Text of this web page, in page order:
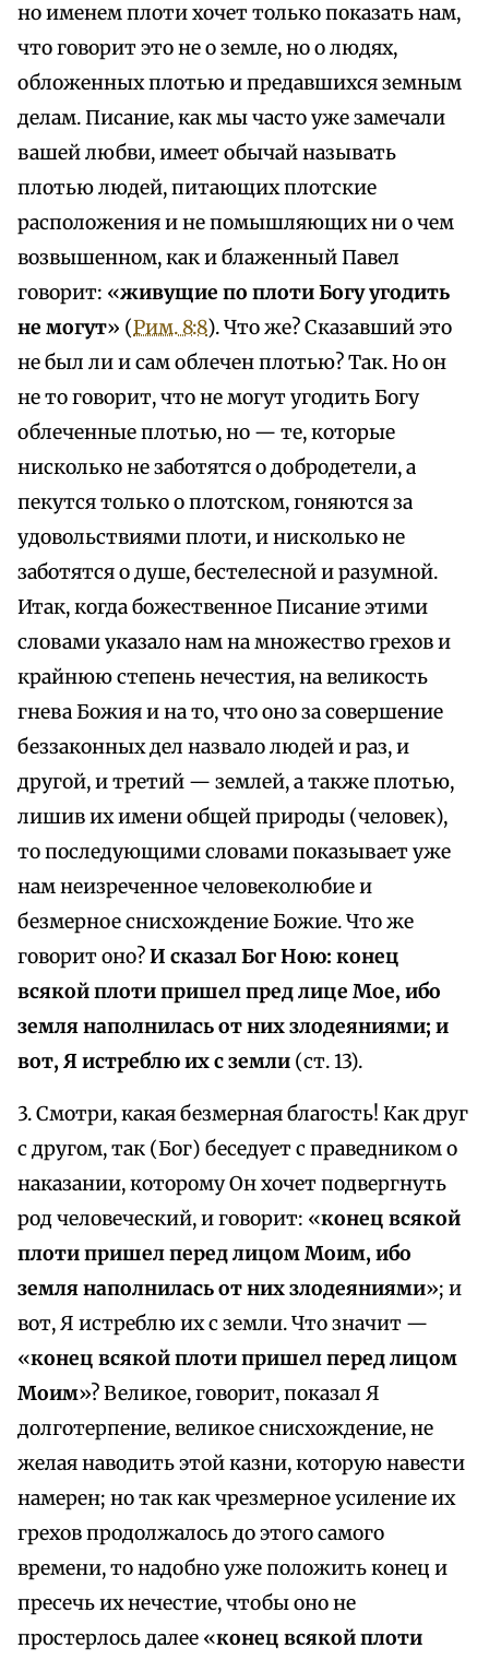
но именем плоти хочет только показать нам,
что говорит это не о земле, но о людях,
обложенных плотью и предавшихся земным
делам. Писание, как мы часто уже замечали
вашей любви, имеет обычай называть
плотью людей, питающих плотские
расположения и не помышляющих ни о чем
возвышенном, как и блаженный Павел
говорит: «живущие по плоти Богу угодить
не могут» (Рим. 8:8). Что же? Сказавший это
не был ли и сам облечен плотью? Так. Но он
не то говорит, что не могут угодить Богу
облеченные плотью, но — те, которые
нисколько не заботятся о добродетели, а
пекутся только о плотском, гоняются за
удовольствиями плоти, и нисколько не
заботятся о душе, бестелесной и разумной.
Итак, когда божественное Писание этими
словами указало нам на множество грехов и
крайнюю степень нечестия, на великость
гнева Божия и на то, что оно за совершение
беззаконных дел назвало людей и раз, и
другой, и третий — землей, а также плотью,
лишив их имени общей природы (человек),
то последующими словами показывает уже
нам неизреченное человеколюбие и
безмерное снисхождение Божие. Что же
говорит оно?И сказал Бог Ною: конец
всякой плоти пришел пред лице Мое, ибо
земля наполнилась от них злодеяниями; и
вот, Я истреблю их с земли (ст. 13).
3. Смотри, какая безмерная благость! Как друг
с другом, так (Бог) беседует с праведником о
наказании, которому Он хочет подвергнуть
род человеческий, и говорит: «конец всякой
плоти пришел перед лицом Моим, ибо
земля наполнилась от них злодеяниями»; и
вот, Я истреблю их с земли. Что значит —
«конец всякой плоти пришел перед лицом
Моим»? Великое, говорит, показал Я
долготерпение, великое снисхождение, не
желая наводить этой казни, которую навести
намерен; но так как чрезмерное усиление их
грехов продолжалось до этого самого
времени, то надобно уже положить конец и
пресечь их нечестие, чтобы оно не
простерлось далее «конец всякой плоти